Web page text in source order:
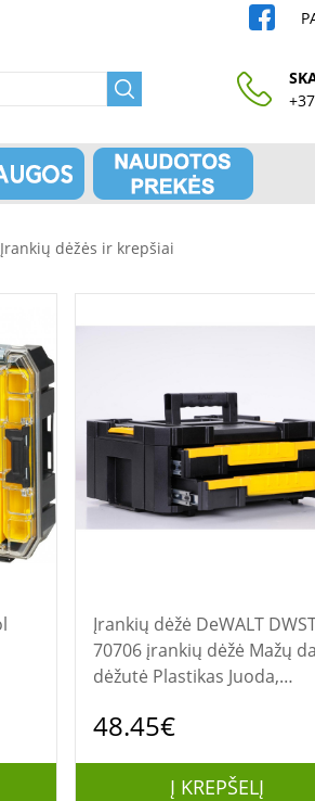
Įrankių dėžės ir krepšiai
Įrankių dėžė DeWALT DWST1-
70706 įrankių dėžė Mažų
dėžutė Plastikas Juoda,
48.45€
Į KREPŠELĮ